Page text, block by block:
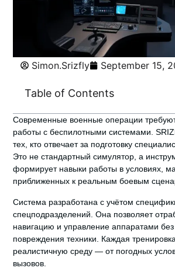
Simon.Srizfly September 15,
Table of Contents
Современные военные операции
работы с беспилотными системами.
тех, кто отвечает за подготовку
Это не стандартный симулятор, а
формирует навыки работы в условиях,
приближенных к реальным боевым
Система разработана с учётом
спецподразделений. Она позволяет
навигацию и управление аппаратами без
повреждения техники. Каждая
реалистичную среду — от погодных
вызовов.